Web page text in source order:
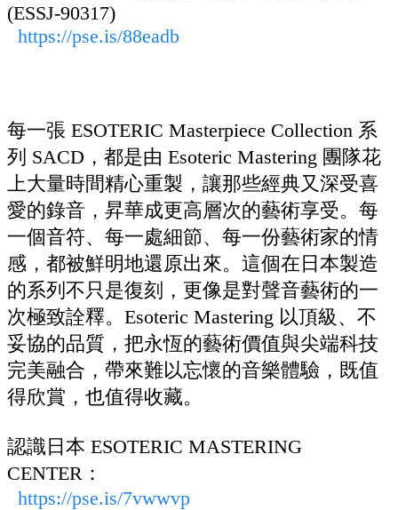
(ESSJ-90317)
https://pse.is/88eadb
每一張 ESOTERIC Masterpiece Collection 系
列 SACD，都是由 Esoteric Mastering 團隊花
上大量時間精心重製，讓那些經典又深受喜
愛的錄音，昇華成更高層次的藝術享受。每
一個音符、每一處細節、每一份藝術家的情
感，都被鮮明地還原出來。這個在日本製造
的系列不只是復刻，更像是對聲音藝術的一
次極致詮釋。Esoteric Mastering 以頂級、不
妥協的品質，把永恆的藝術價值與尖端科技
完美融合，帶來難以忘懷的音樂體驗，既值
得欣賞，也值得收藏。
認識日本 ESOTERIC MASTERING
CENTER：
https://pse.is/7vwwvp